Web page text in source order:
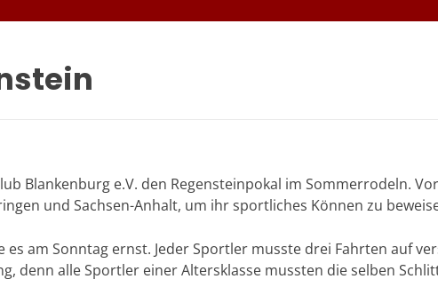
Blankenburg e.V. den Regensteinpokal im Sommerrodeln.
und Sachsen-Anhalt, um ihr sportliches Können zu
am Sonntag ernst. Jeder Sportler musste drei Fahrten auf
denn alle Sportler einer Altersklasse mussten die selben